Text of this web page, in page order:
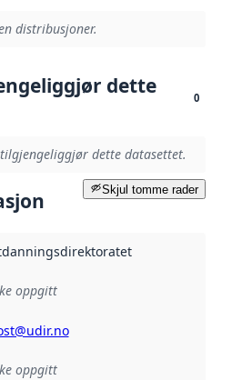
distribusjoner.
dette
0
dette datasettet.
Skjul tomme rader
oppgitt
oppgitt